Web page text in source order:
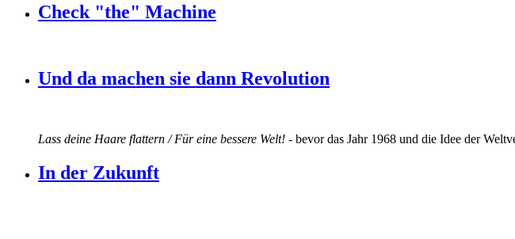
Check "the" Machine
Und da machen sie dann Revolution
Lass deine Haare flattern / Für eine bessere Welt! - bevor das Jahr 1968 und die Idee der
In der Zukunft